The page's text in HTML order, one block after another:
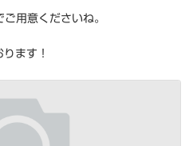
用意くださいね。
ます！